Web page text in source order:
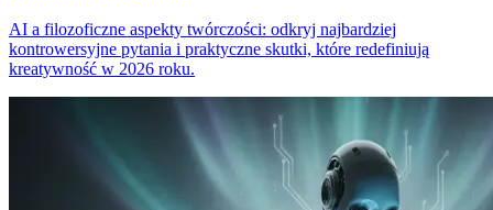
AI a filozoficzne aspekty twórczości: odkryj najbardziej
kontrowersyjne pytania i praktyczne skutki, które redefiniują
kreatywność w 2026 roku.